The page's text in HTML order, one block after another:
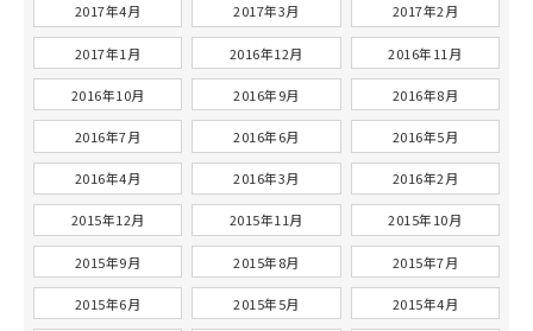
2017年4月 2017年3月 2017年2月
2017年1月 2016年12月 2016年11月
2016年10月 2016年9月 2016年8月
2016年7月 2016年6月 2016年5月
2016年4月 2016年3月 2016年2月
2015年12月 2015年11月 2015年10月
2015年9月 2015年8月 2015年7月
2015年6月 2015年5月 2015年4月